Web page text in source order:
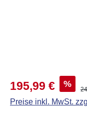
Verkaufspreis:
195,99 € %
Preise inkl. MwSt.